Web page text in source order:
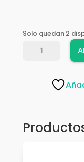
Solo quedan 2
BROCA